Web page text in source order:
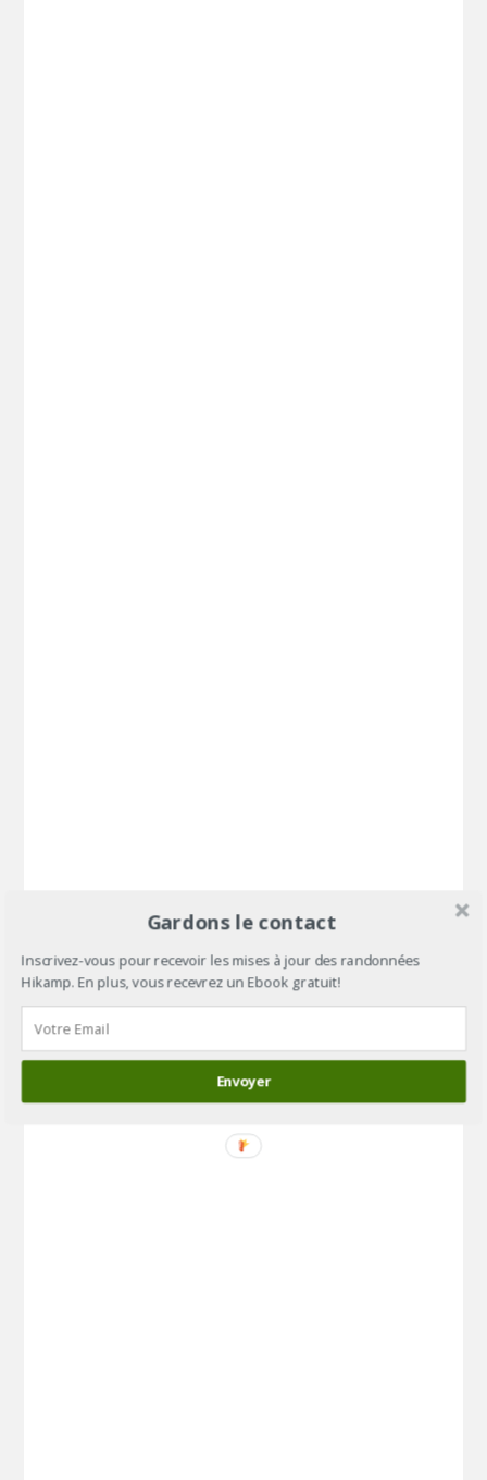
Gardons le contact
Inscrivez-vous pour recevoir les mises à jour des randonnées
Hikamp. En plus, vous recevrez un Ebook gratuit!
Envoyer